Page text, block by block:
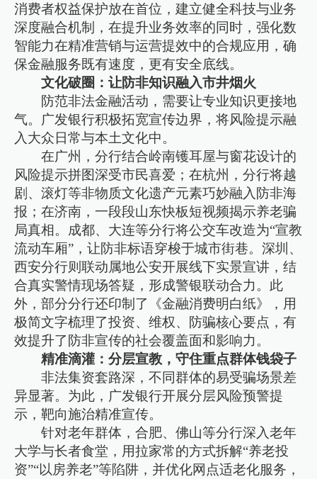
消费者权益保护放在首位，建立健全科技与业务
深度融合机制，在提升业务效率的同时，强化数
智能力在精准营销与运营提效中的合规应用，确
保金融服务既有速度，更有安全底线。
文化破圈：让防非知识融入市井烟火
防范非法金融活动，需要让专业知识更接地
气。广发银行积极拓宽宣传边界，将风险提示融
入大众日常与本土文化中。
在广州，分行结合岭南镬耳屋与窗花设计的
风险提示拼图深受市民喜爱；在杭州，分行将越
剧、滚灯等非物质文化遗产元素巧妙融入防非海
报；在济南，一段段山东快板短视频揭示养老骗
局真相。成都、大连等分行将公交车改造为“宣教
流动车厢”，让防非标语穿梭于城市街巷。深圳、
西安分行则联动属地公安开展线下实景宣讲，结
合真实警情现场答疑，形成警银联动合力。此
外，部分分行还印制了《金融消费明白纸》，用
极简文字梳理了投资、维权、防骗核心要点，有
效提升了防非宣传的社会覆盖面和影响力。
精准滴灌：分层宣教，守住重点群体钱袋子
非法集资套路深，不同群体的易受骗场景差
异显著。为此，广发银行开展分层风险预警提
示，靶向施治精准宣传。
针对老年群体，合肥、佛山等分行深入老年
大学与长者食堂，用拉家常的方式拆解“养老投
资”“以房养老”等陷阱，并优化网点适老化服务，